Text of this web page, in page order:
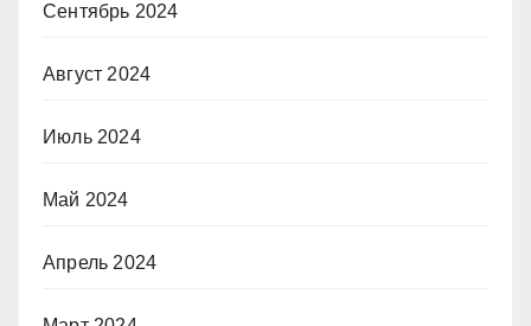
Сентябрь 2024
Август 2024
Июль 2024
Май 2024
Апрель 2024